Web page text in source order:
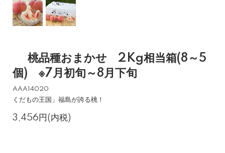
桃品種おまかせ 2Kg相当箱(8～5
個) ※7月初旬～8月下旬
AAA14020
くだもの王国」福島が誇る桃！
3,456円(内税)